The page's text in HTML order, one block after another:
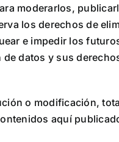
moderarlos,
los derechos de
e impedir los
datos y sus
o modificación,
aquí